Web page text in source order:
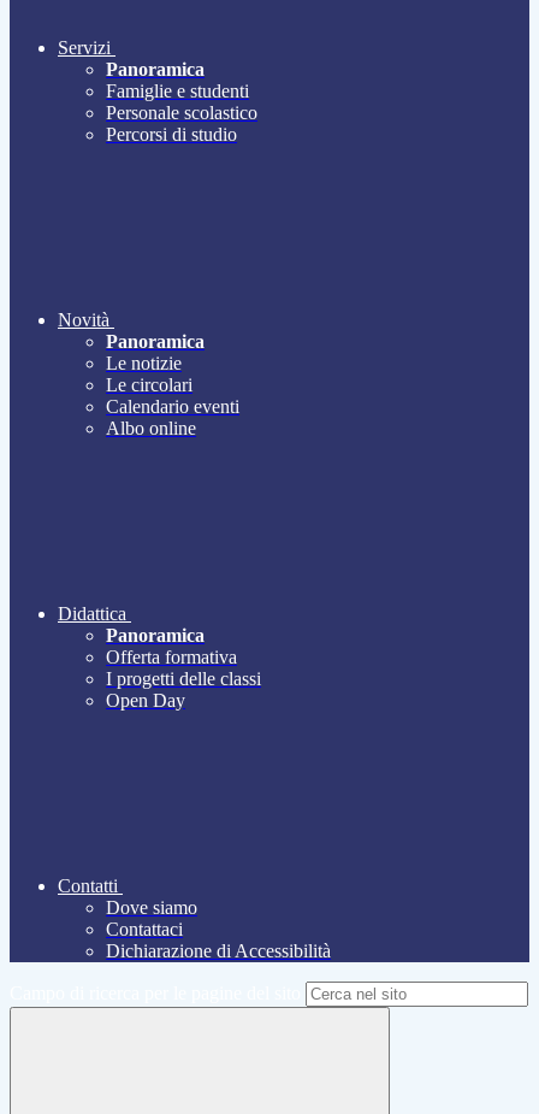
Servizi
Panoramica
Famiglie e studenti
Personale scolastico
Percorsi di studio
Novità
Panoramica
Le notizie
Le circolari
Calendario eventi
Albo online
Didattica
Panoramica
Offerta formativa
I progetti delle classi
Open Day
Contatti
Dove siamo
Contattaci
Dichiarazione di Accessibilità